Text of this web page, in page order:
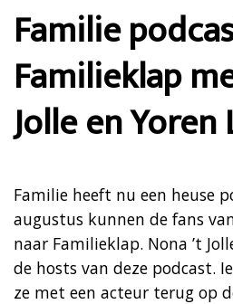
Familie
Familieklap
Jolle en Yoren
Familie heeft nu een heuse
augustus kunnen de fans
naar Familieklap. Nona ’t
de hosts van deze podcast.
ze met een acteur terug op